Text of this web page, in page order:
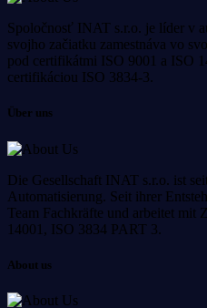
Spoločnosť INAT s.r.o. je líder v
svojho začiatku zamestnáva vo
pod certifikátmi ISO 9001 a ISO
certifikáciou ISO 3834-3.
Über uns
Die Gesellschaft INAT s.r.o. ist
Automatisierung. Seit ihrer
Team Fachkräfte und arbeitet mit
14001, ISO 3834 PART 3.
About us